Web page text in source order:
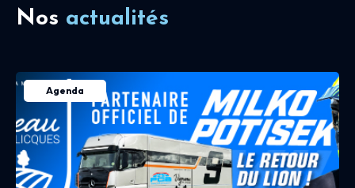
Nos actualités
Agenda